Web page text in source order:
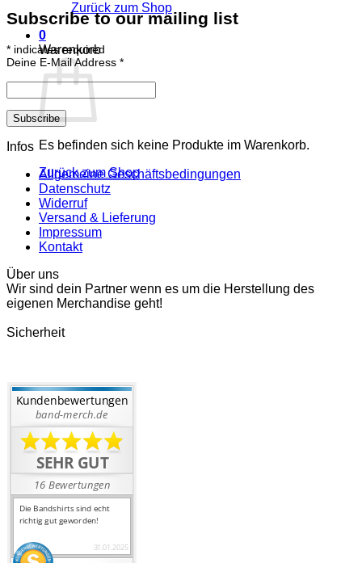
Zurück zum Shop
0
Warenkorb
Es befinden sich keine Produkte im Warenkorb.
Zurück zum Shop
Subscribe to our mailing list
* indicates required
Deine E-Mail Address *
Infos
Allgemeine Geschäftsbedingungen
Datenschutz
Widerruf
Versand & Lieferung
Impressum
Kontakt
Über uns
Wir sind dein Partner wenn es um die Herstellung des
eigenen Merchandise geht!
Sicherheit